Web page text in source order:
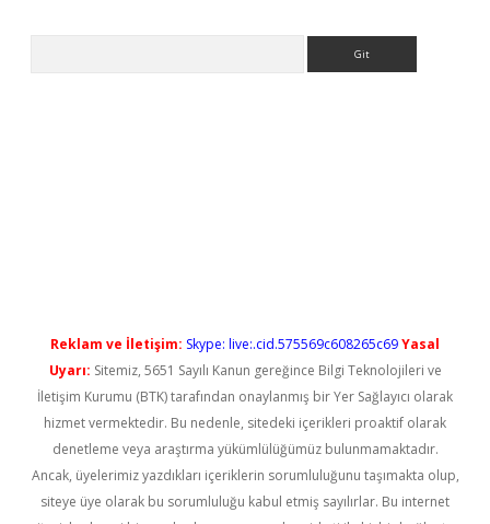
Reklam ve İletişim: Skype: live:.cid.575569c608265c69Yasal
Uyarı: Sitemiz, 5651 Sayılı Kanun gereğince Bilgi Teknolojileri ve
İletişim Kurumu (BTK) tarafından onaylanmış bir Yer Sağlayıcı olarak
hizmet vermektedir. Bu nedenle, sitedeki içerikleri proaktif olarak
denetleme veya araştırma yükümlülüğümüz bulunmamaktadır.
Ancak, üyelerimiz yazdıkları içeriklerin sorumluluğunu taşımakta olup,
siteye üye olarak bu sorumluluğu kabul etmiş sayılırlar. Bu internet